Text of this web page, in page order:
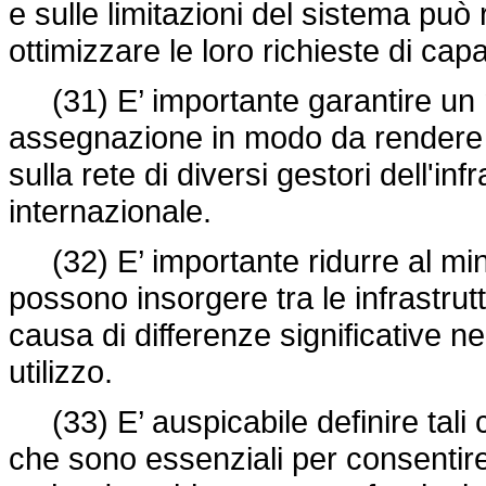
e sulle limitazioni del sistema
ottimizzare le loro richieste di
(31) E’ importante garantire un
assegnazione in modo da
sulla rete di diversi gestori
internazionale.
(32) E’ importante ridurre al
possono insorgere tra le
causa di differenze significative
utilizzo.
(33) E’ auspicabile definire tali
che sono essenziali per